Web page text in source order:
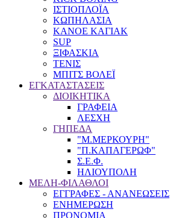
ΙΣΤΙΟΠΛΟΪΑ
ΚΩΠΗΛΑΣΙΑ
ΚΑΝΟΕ ΚΑΓΙΑΚ
SUP
ΞΙΦΑΣΚΙΑ
ΤΕΝΙΣ
ΜΠΙΤΣ ΒΟΛΕΪ
ΕΓΚΑΤΑΣΤΑΣΕΙΣ
ΔΙΟΙΚΗΤΙΚΑ
ΓΡΑΦΕΙΑ
ΛΕΣΧΗ
ΓΗΠΕΔΑ
"Μ.ΜΕΡΚΟΥΡΗ"
"Π.ΚΑΠΑΓΕΡΩΦ"
Σ.Ε.Φ.
ΗΛΙΟΥΠΟΛΗ
ΜΕΛΗ-ΦΙΛΑΘΛΟΙ
ΕΓΓΡΑΦΕΣ - ΑΝΑΝΕΩΣΕΙΣ
ΕΝΗΜΕΡΩΣΗ
ΠΡΟΝΟΜΙΑ